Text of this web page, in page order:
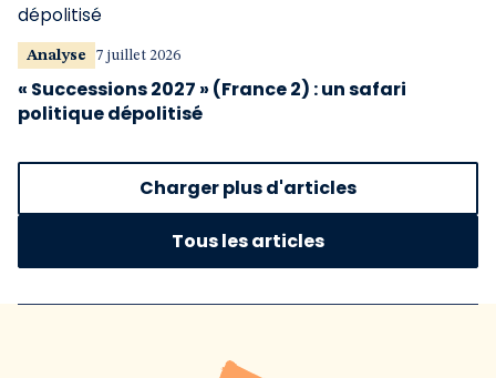
Analyse 7 juillet 2026
« Successions 2027 » (France 2) : un safari
politique dépolitisé
Charger plus d'articles
Tous les articles